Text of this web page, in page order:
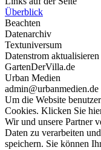
Überblick
Beachten
Datenarchiv
Textuniversum
Datenstrom aktualisieren
GartenDerVilla.de
Urban Medien
admin@urbanmedien.de
Um die Website
Cookies. Klicken Sie
Wir und unsere Partner
Daten zu verarbeiten
speichern. Sie können